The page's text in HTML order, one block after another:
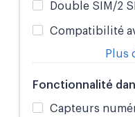
Double SIM/2
Compatibilité
Plus
Fonctionnalité
Capteurs